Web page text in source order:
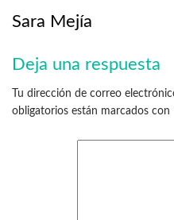
Sara Mejía
Deja una respuesta
Tu dirección de correo
obligatorios están marcados con